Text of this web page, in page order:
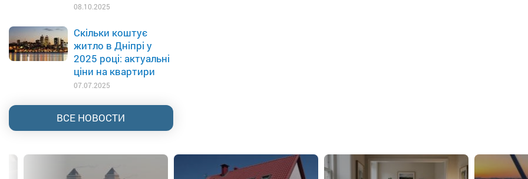
08.10.2025
Скільки коштує
житло в Дніпрі у
2025 році: актуальні
ціни на квартири
07.07.2025
ВСЕ НОВОСТИ